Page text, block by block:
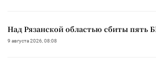
Над Рязанской областью сбиты пять
9 августа 2026, 08:08